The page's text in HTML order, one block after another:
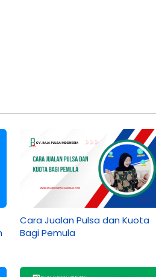
Cara Jualan Pulsa dan Kuota
Bagi Pemula